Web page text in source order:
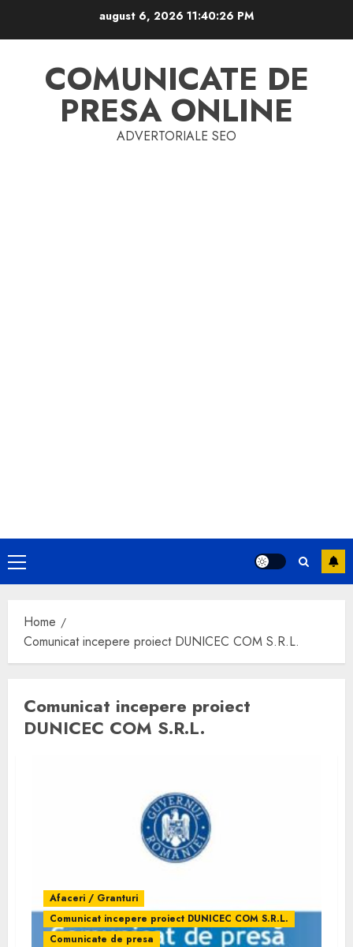
august 6, 2026 11:40:26 PM
COMUNICATE DE
PRESA ONLINE
ADVERTORIALE SEO
Primary
Menu
Home
Comunicat incepere proiect DUNICEC COM S.R.L.
Comunicat incepere proiect
DUNICEC COM S.R.L.
Afaceri / Granturi
Comunicat incepere proiect DUNICEC COM S.R.L.
Comunicate de presa